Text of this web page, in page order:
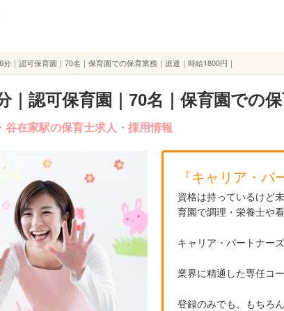
｜認可保育園｜70名｜保育園での保育業務｜派遣｜時給1800円｜
｜認可保育園｜70名｜保育園での保
在家駅の保育士求人・採用情報
『キャリア・パ
資格は持っているけど
育園で調理・栄養士や
キャリア・パートナー
業界に精通した専任コ
登録のみでも、もちろ